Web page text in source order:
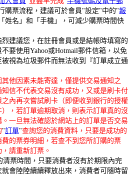
購票流程，建議可於會員"設定"中的"報
姓名」和「手機」，可減少購票時間快
建議您，在註冊會員或是結帳時填寫的
要使用Yahoo或Hotmail郵件信箱，以免
被視為垃圾郵件而無法收到『訂單成立通
他因素未能寄達，僅提供交易通知之
信不代表交易沒有成功，又或是刷卡付
內再次嘗試刷卡（即便收到銀行的授權
，若訂單逾期取消，則表示訂單真的沒
一旦無法確認於網站上的訂單是否交易
"訂單"查詢您的消費資料，只要是成功的
的票券明細，若查不到您所訂購的票
請重新訂票。
票時間，只要消費者沒有於期限內完
會陸陸續續釋放出來，消費者可隨時留